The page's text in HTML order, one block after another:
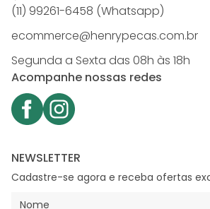
(11) 99261-6458 (Whatsapp)
ecommerce@henrypecas.com.br
Segunda a Sexta das 08h às 18h
Acompanhe nossas redes
NEWSLETTER
Cadastre-se agora e receba ofertas